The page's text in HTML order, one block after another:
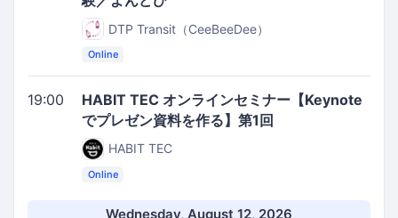
DTP Transit（CeeBeeDee）
Online
19:00
HABIT TEC オンラインセミナー【Keynote
でプレゼン資料を作る】第1回
HABIT TEC
Online
Wednesday, August 12, 2026